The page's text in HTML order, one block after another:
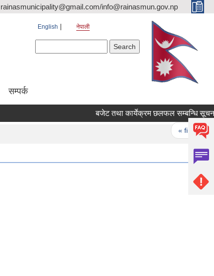
rainasmunicipality@gmail.com/info@rainasmun.gov.np
English नेपाली
सम्पर्क
बजेट तथा कार्येक्रम छलफल सम्बन्धि सूचना |
« first